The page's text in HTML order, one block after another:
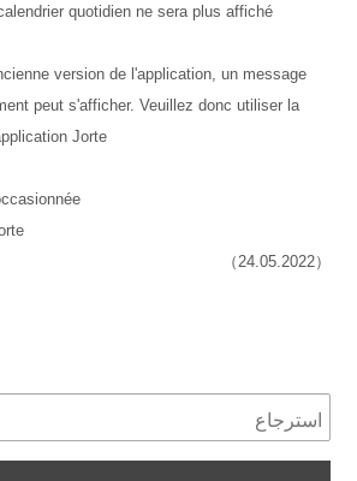
quotidien ne sera plus affiché.
version de l'application, un message
peut s'afficher. Veuillez donc utiliser la
Jorte.
（24.05.2022）